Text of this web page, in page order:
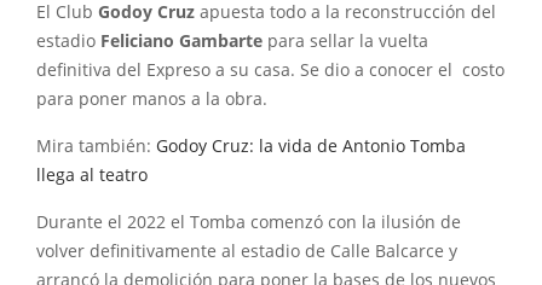
El Club Godoy Cruz apuesta todo a la reconstrucción del
estadio Feliciano Gambarte para sellar la vuelta
definitiva del Expreso a su casa. Se dio a conocer el costo
para poner manos a la obra.
Mira también: Godoy Cruz: la vida de Antonio Tomba
llega al teatro
Durante el 2022 el Tomba comenzó con la ilusión de
volver definitivamente al estadio de Calle Balcarce y
arrancó la demolición para poner la bases de los nuevos